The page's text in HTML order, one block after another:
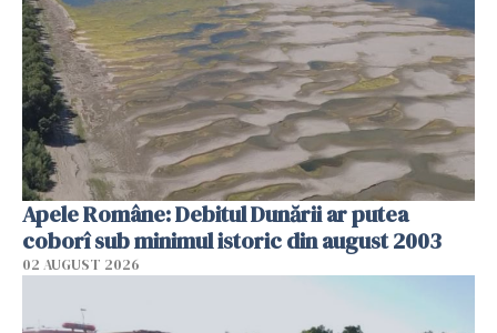
Apele Române: Debitul Dunării ar putea
coborî sub minimul istoric din august 2003
02 AUGUST 2026